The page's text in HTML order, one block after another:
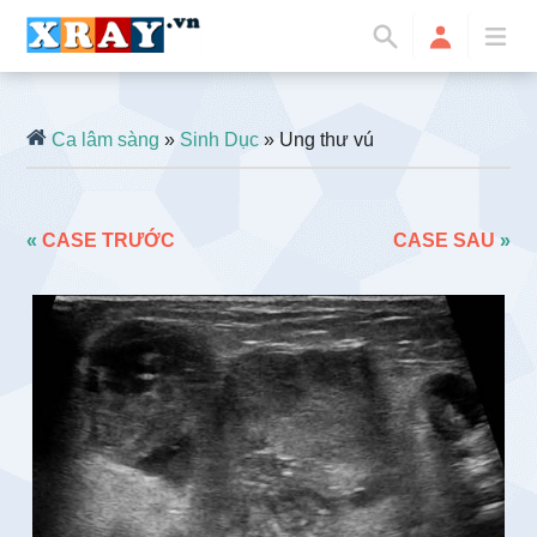
Ca lâm sàng »Sinh Dục » Ung thư vú
«CASE TRƯỚC CASE SAU »